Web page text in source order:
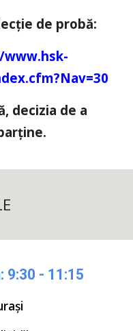
de probă:
decizia de a
9:30 - 11:15